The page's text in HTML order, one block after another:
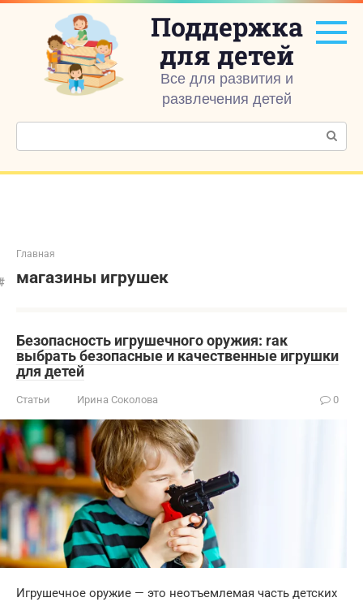
Перейти
контенту
Поддержка
для детей
Все для развития и
развлечения детей
Поиск:
Главная
магазины игрушек
Безопасность игрушечного оружия: rак
выбрать безопасные и качественные игрушки
для детей
Статьи Ирина Соколова 0
Игрушечное оружие — это неотъемлемая часть детских